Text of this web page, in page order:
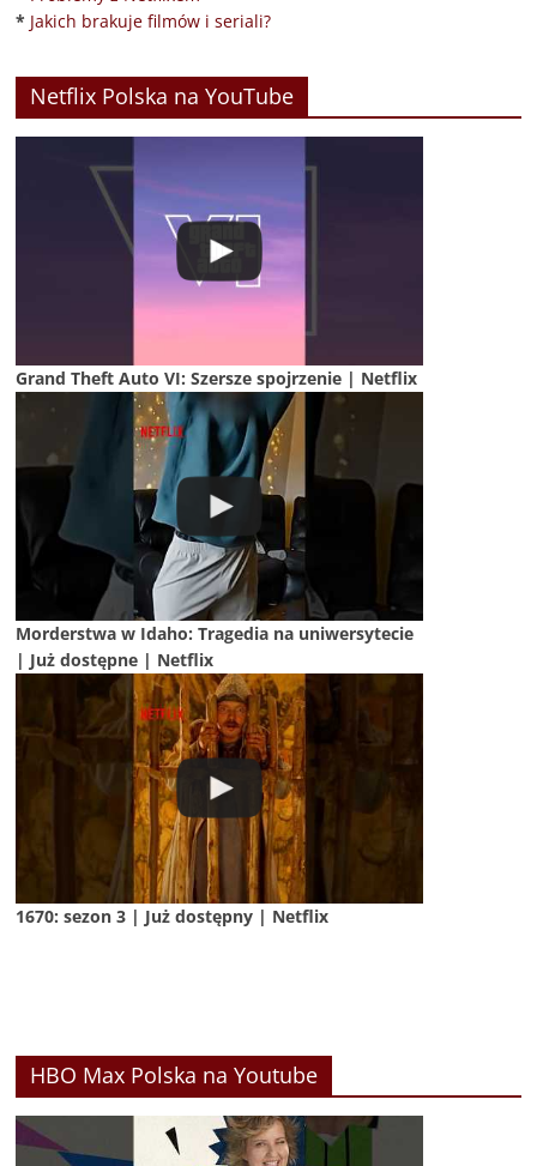
* Jakich brakuje filmów i seriali?
Netflix Polska na YouTube
Grand Theft Auto VI: Szersze spojrzenie | Netflix
Morderstwa w Idaho: Tragedia na uniwersytecie
| Już dostępne | Netflix
1670: sezon 3 | Już dostępny | Netflix
HBO Max Polska na Youtube